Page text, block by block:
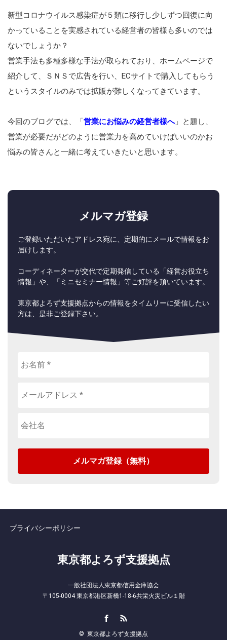
新型コロナウイルス感染症が５類に移行し少しずつ回復に向
かっていることを実感されている経営者の皆様も多いのでは
ないでしょうか？
営業手法も多種多様な手法が取られており、ホームページで
紹介して、ＳＮＳで広告を行い、ECサイトで購入してもらう
というスタイルのみでは拡販が難しくなってきています。
今回のブログでは、「営業にお悩みの経営者様へ」と題し、
営業が必要だがどのように営業力を高めていけばいいのかお
悩みの皆さんと一緒に考えていきたいと思います。
メルマガ登録
ご登録いただいたアドレス宛に、定期的にメールで情報をお
届けします。
コーディネーターが交代で定期発信している「経営お役立ち
情報」や、「ミニセミナー情報」等ご好評を頂いています。
東京都よろず支援拠点からの情報をタイムリーに受信したい
方は、是非ご登録下さい。
プライバシーポリシー
東京都よろず支援拠点
一般社団法人東京都信用金庫協会
〒105-0004 東京都港区新橋1-18-6共栄火災ビル１階
© 東京都よろず支援拠点